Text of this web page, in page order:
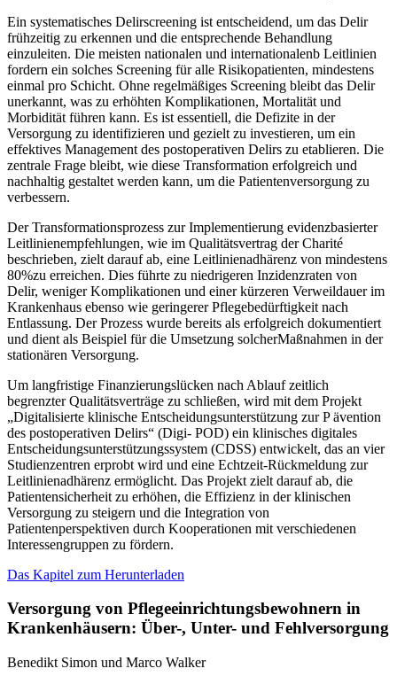
Ein systematisches Delirscreening ist entscheidend, um das Delir
frühzeitig zu erkennen und die entsprechende Behandlung
einzuleiten. Die meisten nationalen und internationalenb Leitlinien
fordern ein solches Screening für alle Risikopatienten, mindestens
einmal pro Schicht. Ohne regelmäßiges Screening bleibt das Delir
unerkannt, was zu erhöhten Komplikationen, Mortalität und
Morbidität führen kann. Es ist essentiell, die Defizite in der
Versorgung zu identifizieren und gezielt zu investieren, um ein
effektives Management des postoperativen Delirs zu etablieren. Die
zentrale Frage bleibt, wie diese Transformation erfolgreich und
nachhaltig gestaltet werden kann, um die Patientenversorgung zu
verbessern.
Der Transformationsprozess zur Implementierung evidenzbasierter
Leitlinienempfehlungen, wie im Qualitätsvertrag der Charité
beschrieben, zielt darauf ab, eine Leitlinienadhärenz von mindestens
80%zu erreichen. Dies führte zu niedrigeren Inzidenzraten von
Delir, weniger Komplikationen und einer kürzeren Verweildauer im
Krankenhaus ebenso wie geringerer Pflegebedürftigkeit nach
Entlassung. Der Prozess wurde bereits als erfolgreich dokumentiert
und dient als Beispiel für die Umsetzung solcherMaßnahmen in der
stationären Versorgung.
Um langfristige Finanzierungslücken nach Ablauf zeitlich
begrenzter Qualitätsverträge zu schließen, wird mit dem Projekt
„Digitalisierte klinische Entscheidungsunterstützung zur P ävention
des postoperativen Delirs“ (Digi- POD) ein klinisches digitales
Entscheidungsunterstützungssystem (CDSS) entwickelt, das an vier
Studienzentren erprobt wird und eine Echtzeit-Rückmeldung zur
Leitlinienadhärenz ermöglicht. Das Projekt zielt darauf ab, die
Patientensicherheit zu erhöhen, die Effizienz in der klinischen
Versorgung zu steigern und die Integration von
Patientenperspektiven durch Kooperationen mit verschiedenen
Interessengruppen zu fördern.
Das Kapitel zum Herunterladen
Versorgung von Pflegeeinrichtungsbewohnern in
Krankenhäusern: Über-, Unter- und Fehlversorgung
Benedikt Simon und Marco Walker